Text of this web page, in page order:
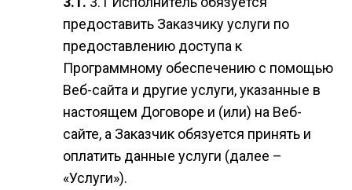
предоставить Заказчику услуги по
предоставлению доступа к
Программному обеспечению с помощью
Веб-сайта и другие услуги, указанные в
настоящем Договоре и (или) на Веб-
сайте, а Заказчик обязуется принять и
оплатить данные услуги (далее –
«Услуги»).